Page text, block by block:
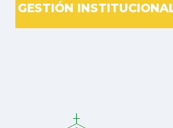
GESTIÓN